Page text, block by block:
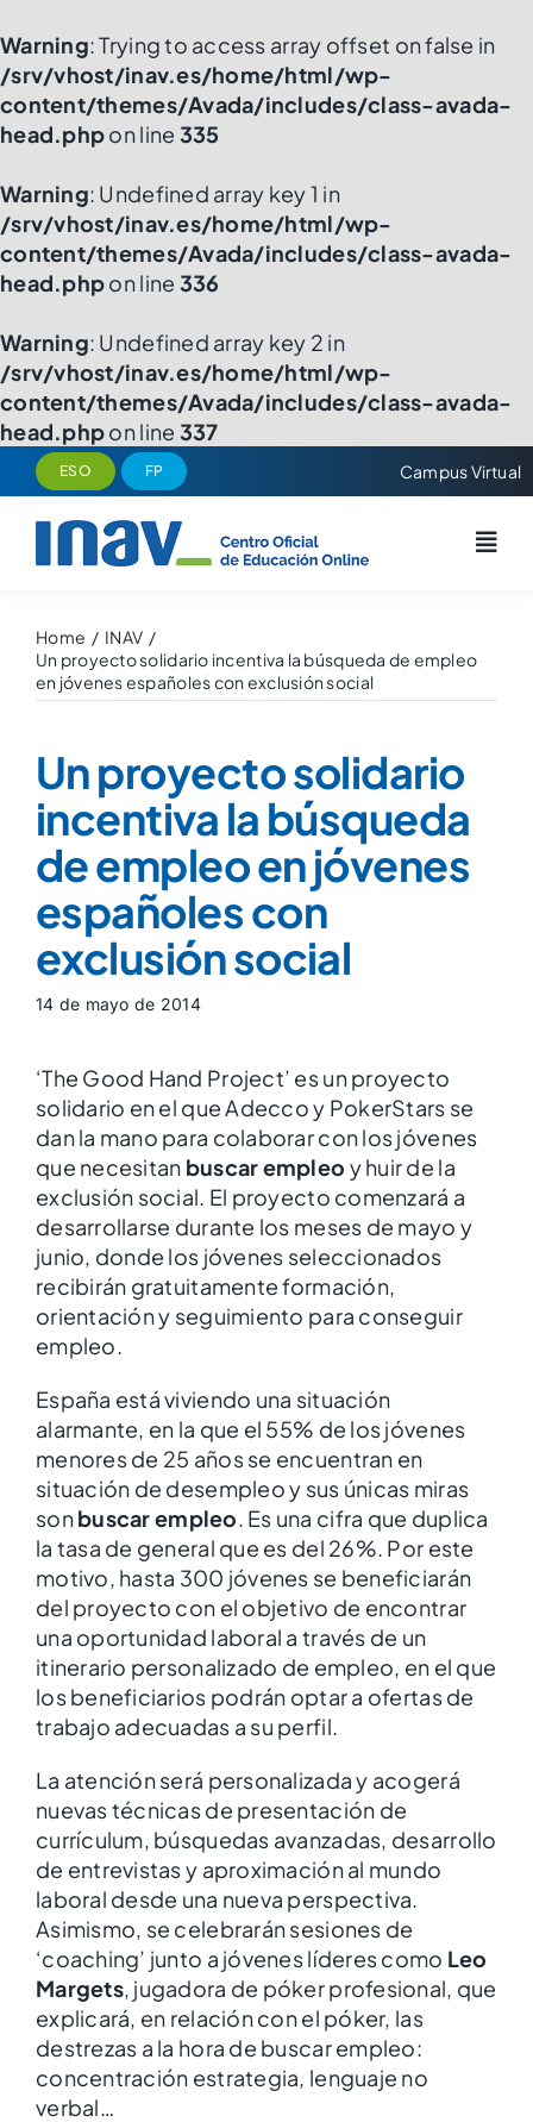
Warning: Trying to access array offset on false in
/srv/vhost/inav.es/home/html/wp-
content/themes/Avada/includes/class-avada-
head.phpon line 335
Warning: Undefined array key 1 in
/srv/vhost/inav.es/home/html/wp-
content/themes/Avada/includes/class-avada-
head.phpon line 336
Warning: Undefined array key 2 in
/srv/vhost/inav.es/home/html/wp-
content/themes/Avada/includes/class-avada-
head.phpon line 337
Saltar
al
contenido
ESO FP Campus Virtual
Home
INAV
Un proyecto solidario incentiva la búsqueda de empleo
en jóvenes españoles con exclusión social
Un proyecto solidario
incentiva la búsqueda
de empleo en jóvenes
españoles con
exclusión social
14 de mayo de 2014
‘The Good Hand Project’ es un proyecto
solidario en el que Adecco y PokerStars se
dan la mano para colaborar con los jóvenes
que necesitan buscar empleo y huir de la
exclusión social. El proyecto comenzará a
desarrollarse durante los meses de mayo y
junio, donde los jóvenes seleccionados
recibirán gratuitamente formación,
orientación y seguimiento para conseguir
empleo.
España está viviendo una situación
alarmante, en la que el 55% de los jóvenes
menores de 25 años se encuentran en
situación de desempleo y sus únicas miras
sonbuscar empleo. Es una cifra que duplica
la tasa de general que es del 26%. Por este
motivo, hasta 300 jóvenes se beneficiarán
del proyecto con el objetivo de encontrar
una oportunidad laboral a través de un
itinerario personalizado de empleo, en el que
los beneficiarios podrán optar a ofertas de
trabajo adecuadas a su perfil.
La atención será personalizada y acogerá
nuevas técnicas de presentación de
currículum, búsquedas avanzadas, desarrollo
de entrevistas y aproximación al mundo
laboral desde una nueva perspectiva.
Asimismo, se celebrarán sesiones de
‘coaching’ junto a jóvenes líderes como Leo
Margets, jugadora de póker profesional, que
explicará, en relación con el póker, las
destrezas a la hora de buscar empleo:
concentración estrategia, lenguaje no
verbal…